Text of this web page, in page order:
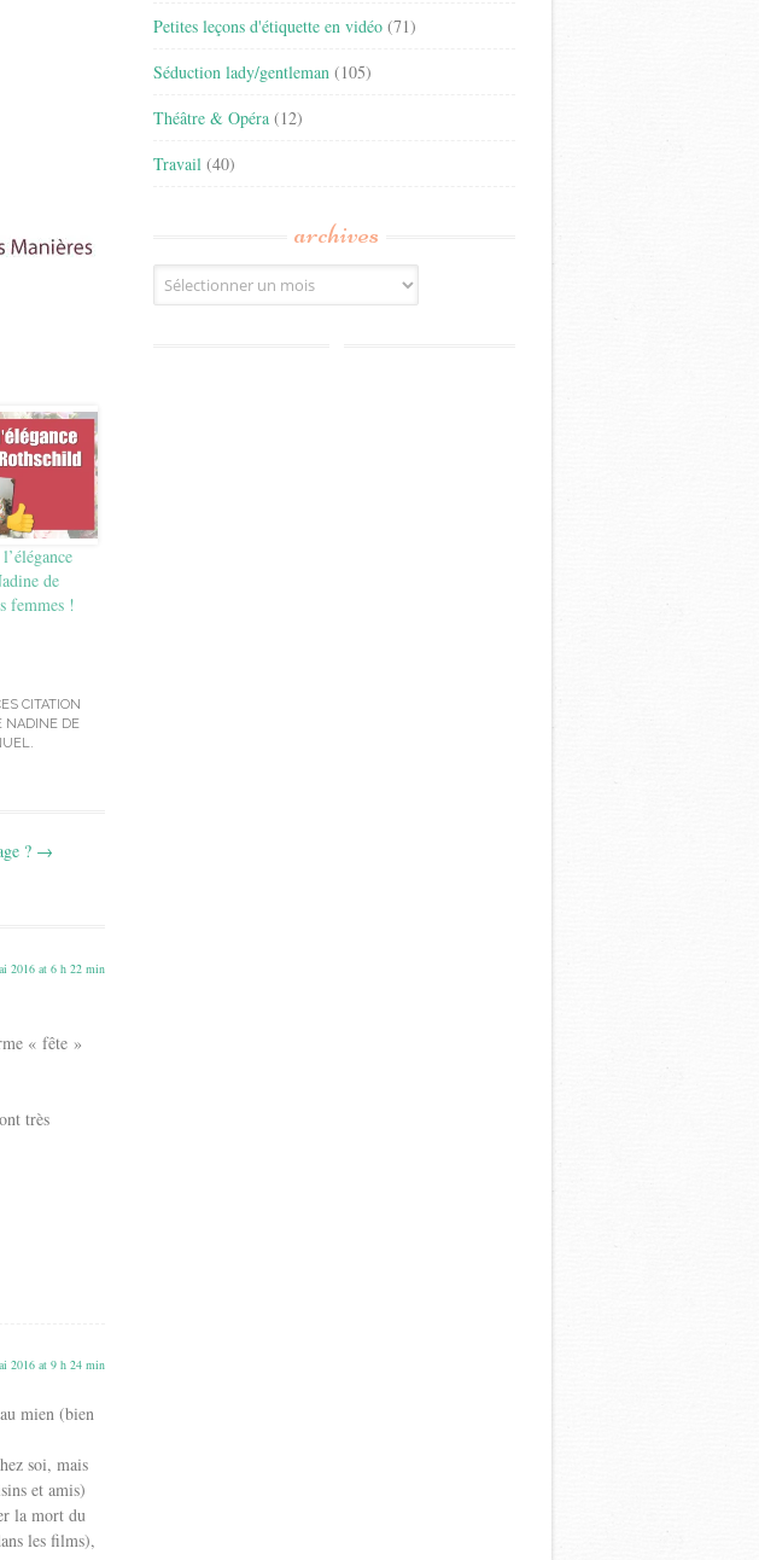
de
femmes !
CITATION
NADINE DE
.
? →
2016 at 6 h 22 min
« fête »
très
2016 at 9 h 24 min
mien (bien
soi, mais
et amis)
la mort du
les films),
Petites leçons d'étiquette en vidéo (71)
Séduction lady/gentleman (105)
Théâtre & Opéra (12)
Travail (40)
archives
Archives